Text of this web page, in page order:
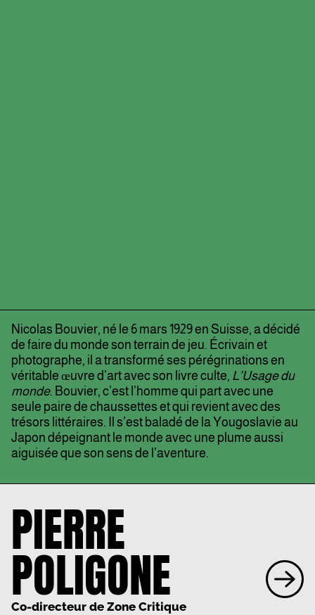
Nicolas Bouvier, né le 6 mars 1929 en Suisse, a décidé
de faire du monde son terrain de jeu. Écrivain et
photographe, il a transformé ses pérégrinations en
véritable œuvre d’art avec son livre culte, L’Usage du
monde. Bouvier, c’est l’homme qui part avec une
seule paire de chaussettes et qui revient avec des
trésors littéraires. Il s’est baladé de la Yougoslavie au
Japon dépeignant le monde avec une plume aussi
aiguisée que son sens de l’aventure.
PIERRE
POLIGONE
Co-directeur de Zone Critique